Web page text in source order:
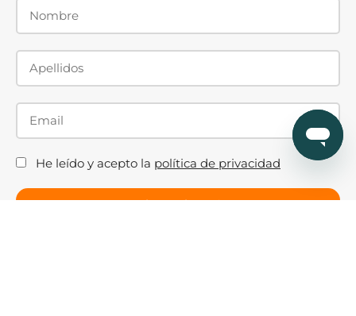
He leído y acepto la política de privacidad